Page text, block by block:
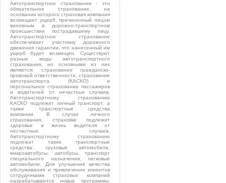
Автотранспортное страхование - это
обязательное страхование, на
основании которого страховая компания
возмещает ущерб, причиненный лицом
виновным в дорожно-транспортном
происшествии пострадавшему лицу.
Автотранспортное страхование
обеспечивает участнику дорожного
движения гарантии, что нанесенный им
ущерб будет возмещен. Существуют
разные виды автотранспортного
страхования, но основными из них
являются: страхование гражданско-
правовой ответственности, страхование
автотранспорта (КАСКО) и
персональное страхование пассажиров
и водителей от нечастных случаев.
Автотранспортному страхованию
КАСКО подлежит личный транспорт, а
также транспортные средства
компании. В случае личного
страхования, страховке подлежит
здоровье и жизнь водителя от
несчастных случаев.
Автотранспортному страхованию
подлежат такие транспортные
средства: грузовые автомобили,
микроавтобусы, автобусы, транспорт
специального назначения, легковые
автомобили. Для улучшения качества
обслуживания и привлечения клиентов
сотрудниками страховых компаний
разрабатываются новые программы,